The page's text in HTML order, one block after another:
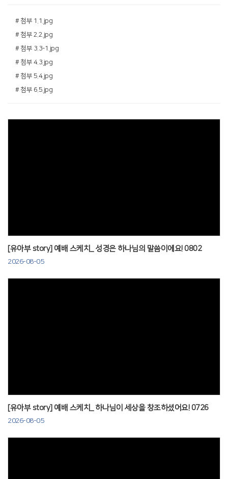
# 첨부 1.1.jpg
# 첨부 2.2.jpg
# 첨부 3.3-1.jpg
# 첨부 4.3.jpg
# 첨부 5.4.jpg
# 첨부 6.5.jpg
[유아부 story] 예배 스케치_ 성경은 하나님의 말씀이에요! 0802
2026-08-05
[유아부 story] 예배 스케치_ 하나님이 세상을 창조하셨어요! 0726
2026-08-05